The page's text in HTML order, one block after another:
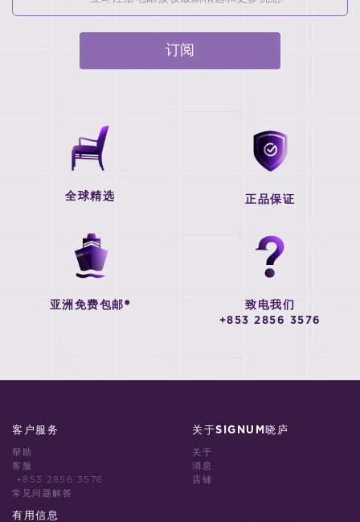
订阅
全球精选 正品保证
亚洲免费包邮* 致电我们
+853 2856 3576
客户服务
帮助
客服
+853 2856 3576
常见问题解答
有用信息
关于SIGNUM晓庐
关于
消息
店铺